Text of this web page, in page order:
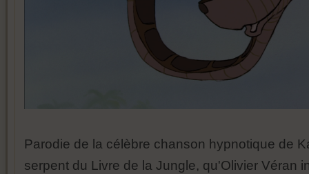
Parodie de la célèbre chanson hypnotique de
serpent du Livre de la Jungle, qu'Olivier Véran